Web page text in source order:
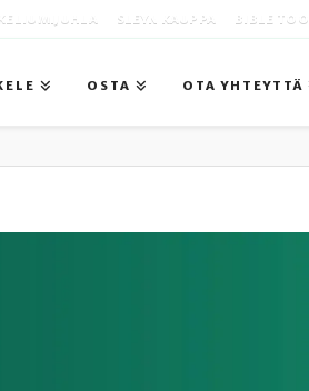
SLEYN KAUPPA BIBLE
OSTA OTA YHTEYTTÄ